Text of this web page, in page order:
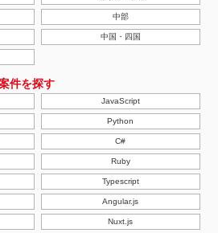
中部
中国・四国
件を探す
JavaScript
Python
C#
Ruby
Typescript
Angular.js
Nuxt.js